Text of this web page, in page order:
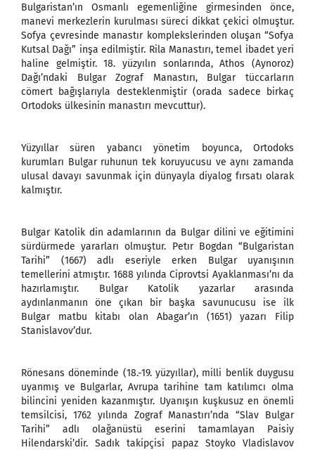
Bulgaristan’ın Osmanlı egemenliğine girmesinden önce,
manevi merkezlerin kurulması süreci dikkat çekici olmuştur.
Sofya çevresinde manastır komplekslerinden oluşan “Sofya
Kutsal Dağı” inşa edilmiştir. Rila Manastırı, temel ibadet yeri
haline gelmiştir. 18. yüzyılın sonlarında, Athos (Aynoroz)
Dağı’ndaki Bulgar Zograf Manastırı, Bulgar tüccarların
cömert bağışlarıyla desteklenmiştir (orada sadece birkaç
Ortodoks ülkesinin manastırı mevcuttur).
Yüzyıllar süren yabancı yönetim boyunca, Ortodoks
kurumları Bulgar ruhunun tek koruyucusu ve aynı zamanda
ulusal davayı savunmak için dünyayla diyalog fırsatı olarak
kalmıştır.
Bulgar Katolik din adamlarının da Bulgar dilini ve eğitimini
sürdürmede yararları olmuştur. Petır Bogdan “Bulgaristan
Tarihi” (1667) adlı eseriyle erken Bulgar uyanışının
temellerini atmıştır. 1688 yılında Ciprovtsi Ayaklanması’nı da
hazırlamıştır. Bulgar Katolik yazarlar arasında
aydınlanmanın öne çıkan bir başka savunucusu ise ilk
Bulgar matbu kitabı olan Abagar’ın (1651) yazarı Filip
Stanislavov’dur.
Rönesans döneminde (18.-19. yüzyıllar), milli benlik duygusu
uyanmış ve Bulgarlar, Avrupa tarihine tam katılımcı olma
bilincini yeniden kazanmıştır. Uyanışın kuşkusuz en önemli
temsilcisi, 1762 yılında Zograf Manastırı’nda “Slav Bulgar
Tarihi” adlı olağanüstü eserini tamamlayan Paisiy
Hilendarski’dir. Sadık takipçisi papaz Stoyko Vladislavov